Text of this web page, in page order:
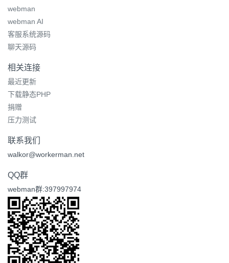
webman
webman AI
客服系统源码
聊天源码
相关连接
最近更新
下载静态PHP
捐赠
压力测试
联系我们
walkor@workerman.net
QQ群
webman群:397997974